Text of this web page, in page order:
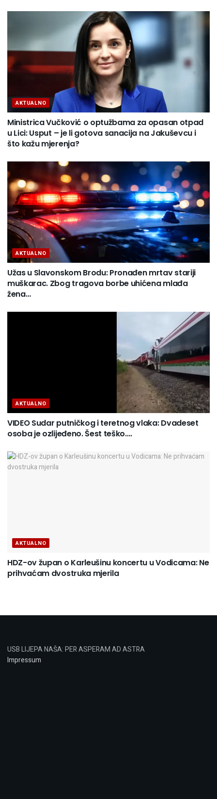
AKTUALNO
Ministrica Vučković o optužbama za opasan otpad
u Lici: Usput – je li gotova sanacija na Jakuševcu i
što kažu mjerenja?
AKTUALNO
Užas u Slavonskom Brodu: Pronađen mrtav stariji
muškarac. Zbog tragova borbe uhićena mlađa
žena…
AKTUALNO
VIDEO Sudar putničkog i teretnog vlaka: Dvadeset
osoba je ozlijeđeno. Šest teško….
AKTUALNO
HDZ-ov župan o Karleušinu koncertu u Vodicama: Ne
prihvaćam dvostruka mjerila
USB LIJEPA NAŠA: PER ASPERAM AD ASTRA
Impressum